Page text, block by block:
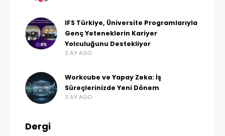
IFS Türkiye, Üniversite Programlarıyla
Genç Yeteneklerin Kariyer
Yolculuğunu Destekliyor
2 AY AGO
Workcube ve Yapay Zeka: İş
Süreçlerinizde Yeni Dönem
3 AY AGO
Dergi